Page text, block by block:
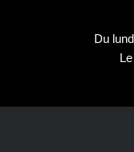
Du